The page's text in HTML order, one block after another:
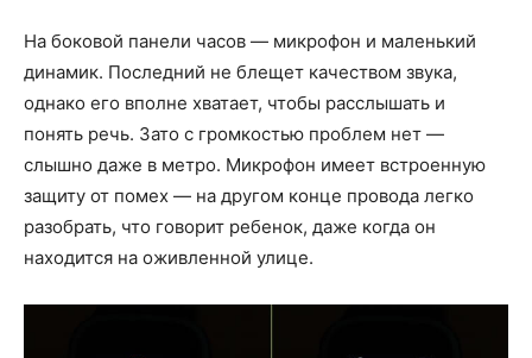
На боковой панели часов — микрофон и маленький
динамик. Последний не блещет качеством звука,
однако его вполне хватает, чтобы расслышать и
понять речь. Зато с громкостью проблем нет —
слышно даже в метро. Микрофон имеет встроенную
защиту от помех — на другом конце провода легко
разобрать, что говорит ребенок, даже когда он
находится на оживленной улице.